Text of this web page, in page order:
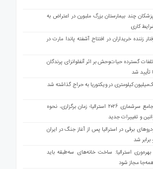
چند بیمارستان بزرگ ملبورن در اعتراض به
کاری
زننده خریداران در افتتاح آشفته پاندا مارت در
گسترده حیات‌وحش بر اثر آنفلوانزای پرندگان
تأیید شد
کیلومتری در ویکتوریا به حراج گذاشته شد
راهنمای جامع سرشماری ۲۰۲۶ استرالیا؛ زمان برگزاری، نحوه
و تغییرات جدید
برقی در استرالیا پس از آغاز جنگ در ایران
شد
استرالیا: ساخت خانه‌های سه‌طبقه باید
همه‌جا مجاز شود